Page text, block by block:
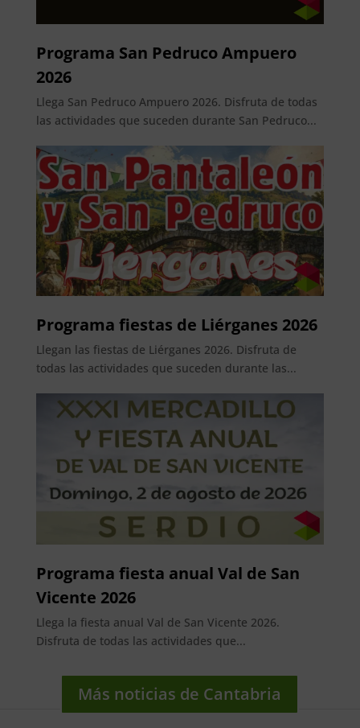
Programa San Pedruco Ampuero
2026
Llega San Pedruco Ampuero 2026. Disfruta de todas
las actividades que suceden durante San Pedruco...
Programa fiestas de Liérganes 2026
Llegan las fiestas de Liérganes 2026. Disfruta de
todas las actividades que suceden durante las...
Programa fiesta anual Val de San
Vicente 2026
Llega la fiesta anual Val de San Vicente 2026.
Disfruta de todas las actividades que...
Más noticias de Cantabria